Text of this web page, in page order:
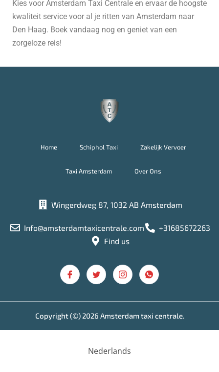
Kies voor Amsterdam Taxi Centrale en ervaar de hoogste
kwaliteit service voor al je ritten van Amsterdam naar
Den Haag. Boek vandaag nog en geniet van een
zorgeloze reis!
Home Schiphol Taxi Zakelijk Vervoer
Taxi Amsterdam Over Ons
Wingerdweg 87, 1032 AB Amsterdam
Info@amsterdamtaxicentrale.com
+31685672263
Find us
Copyright (©) 2026 Amsterdam taxi centrale.
Nederlands